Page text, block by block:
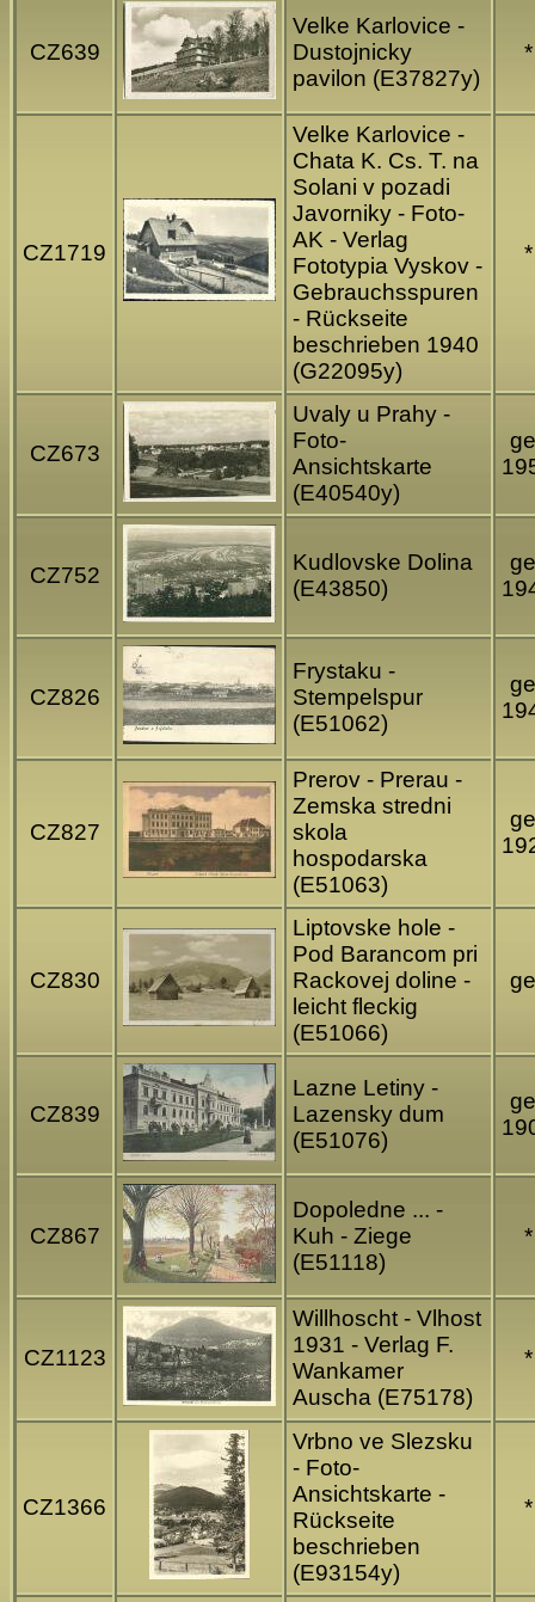
CZ639
Velke Karlovice -
Dustojnicky
pavilon (E37827y)
*
CZ1719
Velke Karlovice -
Chata K. Cs. T. na
Solani v pozadi
Javorniky - Foto-
AK - Verlag
Fototypia Vyskov -
Gebrauchsspuren
- Rückseite
beschrieben 1940
(G22095y)
*
CZ673
Uvaly u Prahy -
Foto-
Ansichtskarte
(E40540y)
CZ752
Kudlovske Dolina
(E43850)
CZ826
Frystaku -
Stempelspur
(E51062)
CZ827
Prerov - Prerau -
Zemska stredni
skola
hospodarska
(E51063)
CZ830
Liptovske hole -
Pod Barancom pri
Rackovej doline -
leicht fleckig
(E51066)
CZ839
Lazne Letiny -
Lazensky dum
(E51076)
CZ867
Dopoledne ... -
Kuh - Ziege
(E51118)
*
CZ1123
Willhoscht - Vlhost
1931 - Verlag F.
Wankamer
Auscha (E75178)
*
CZ1366
Vrbno ve Slezsku
- Foto-
Ansichtskarte -
Rückseite
beschrieben
(E93154y)
*